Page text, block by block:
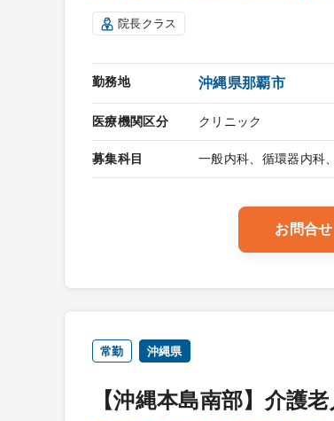
院長クラス
勤務地 沖縄県那覇市
医療機関区分 クリニック
募集科目 一般内科、循環器内科
お問合せ
常勤 沖縄県
【沖縄本島南部】介護